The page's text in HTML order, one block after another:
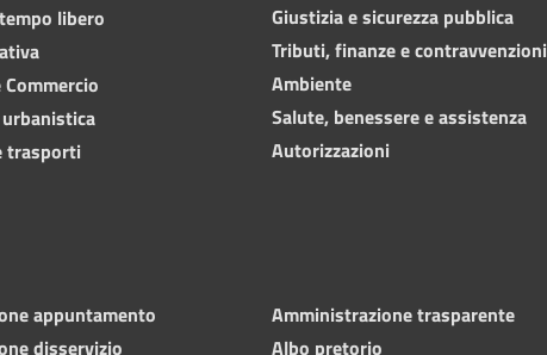
libero
trasporti
Giustizia e sicurezza pubblica
Tributi, finanze e contravvenzioni
Ambiente
Salute, benessere e assistenza
Autorizzazioni
appuntamento
disservizio
Amministrazione trasparente
Albo pretorio